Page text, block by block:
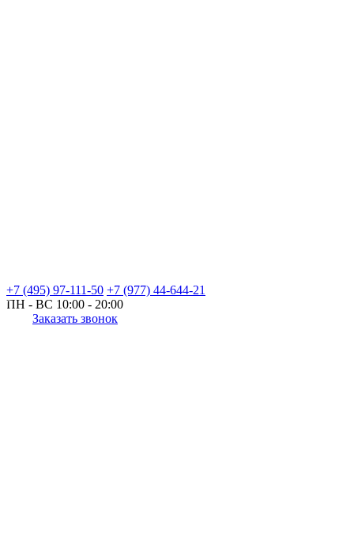
+7 (495) 97-111-50 +7 (977) 44-644-21
ПН - ВС 10:00 - 20:00
Заказать звонок